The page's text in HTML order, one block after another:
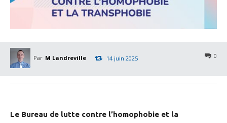
Par M Landreville 0
14 juin 2025
Le Bureau de lutte contre l’homophobie et la